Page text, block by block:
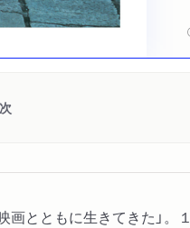
画とともに生きてきた」。１